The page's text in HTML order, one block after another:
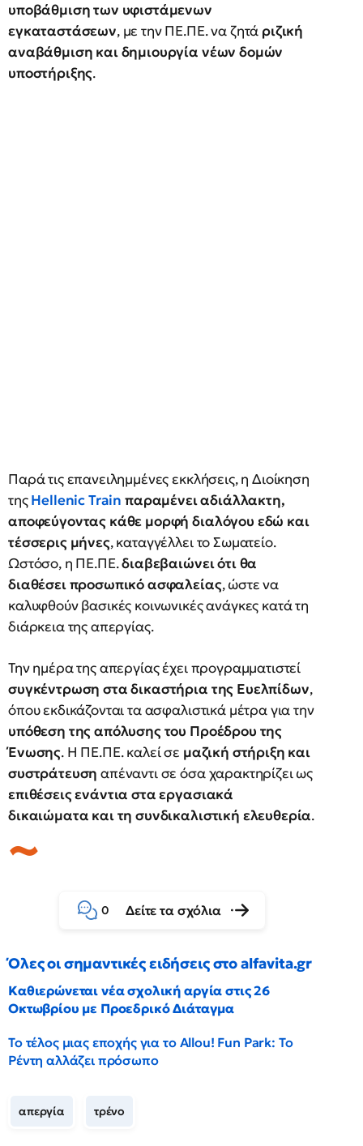
υποβάθμιση των υφιστάμενων
εγκαταστάσεων, με την ΠΕ.ΠΕ. να ζητά ριζική
αναβάθμιση και δημιουργία νέων δομών
υποστήριξης.
Παρά τις επανειλημμένες εκκλήσεις, η Διοίκηση
τηςHellenic Train παραμένει αδιάλλακτη,
αποφεύγοντας κάθε μορφή διαλόγου εδώ και
τέσσερις μήνες, καταγγέλλει το Σωματείο.
Ωστόσο, η ΠΕ.ΠΕ.διαβεβαιώνει ότι θα
διαθέσει προσωπικό ασφαλείας, ώστε να
καλυφθούν βασικές κοινωνικές ανάγκες κατά τη
διάρκεια της απεργίας.
Την ημέρα της απεργίας έχει προγραμματιστεί
συγκέντρωση στα δικαστήρια της Ευελπίδων,
όπου εκδικάζονται τα ασφαλιστικά μέτρα για την
υπόθεση της απόλυσης του Προέδρου της
Ένωσης. Η ΠΕ.ΠΕ. καλεί σε μαζική στήριξη και
συστράτευση απέναντι σε όσα χαρακτηρίζει ως
επιθέσεις ενάντια στα εργασιακά
δικαιώματα και τη συνδικαλιστική ελευθερία.
0 Δείτε τα σχόλια
Όλες οι σημαντικές ειδήσεις στο alfavita.gr
Καθιερώνεται νέα σχολική αργία στις 26
Οκτωβρίου με Προεδρικό Διάταγμα
Το τέλος μιας εποχής για το Allou! Fun Park: Το
Ρέντη αλλάζει πρόσωπο
απεργία τρένο